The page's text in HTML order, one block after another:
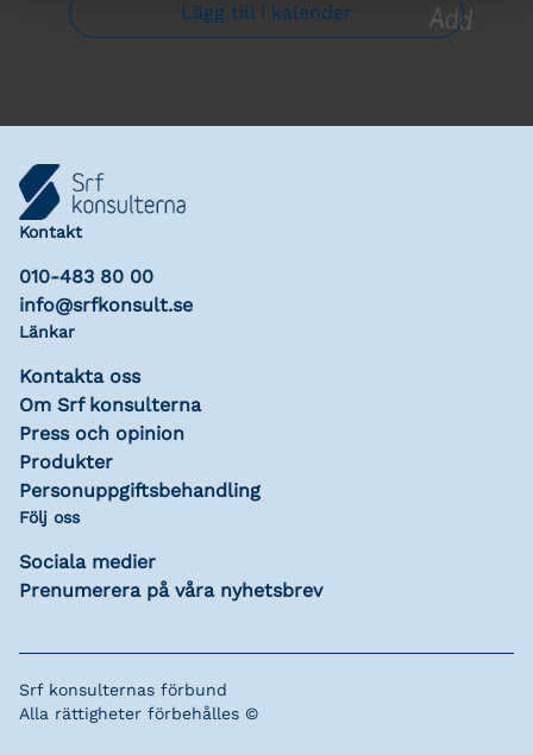
Lägg till i kalender
Kontakt
010-483 80 00
info@srfkonsult.se
Länkar
Kontakta oss
Om Srf konsulterna
Press och opinion
Produkter
Personuppgiftsbehandling
Följ oss
Sociala medier
Prenumerera på våra nyhetsbrev
Srf konsulternas förbund
Alla rättigheter förbehålles ©